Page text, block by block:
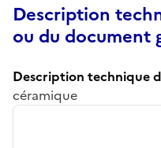
Description
ou du document
Description technique
céramique